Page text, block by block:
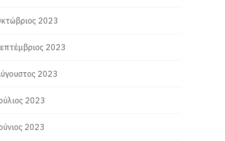
2023
2023
2023
2023
2023